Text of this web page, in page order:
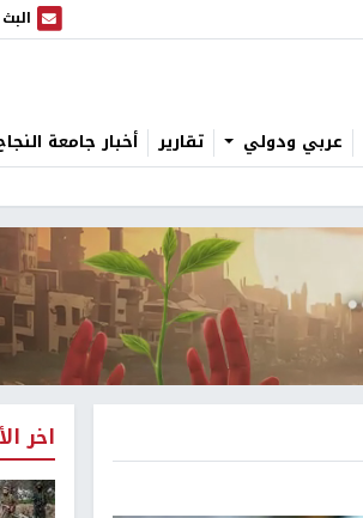
البث
عربي ودولي تقارير أخبار جامعة
اخر